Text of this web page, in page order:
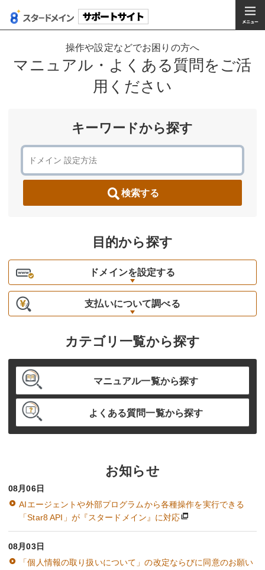
操作や設定などでお困りの方へ
マニュアル・よくある質問をご活
用ください
キーワードから探す
検索する
目的から探す
ドメインを設定する
支払いについて調べる
カテゴリ一覧から探す
マニュアル一覧から探す
よくある質問一覧から探す
お知らせ
08月06日
AIエージェントや外部プログラムから各種操作を実行できる
「Star8 API」が『スタードメイン』に対応
08月03日
「個人情報の取り扱いについて」の改定ならびに同意のお願い